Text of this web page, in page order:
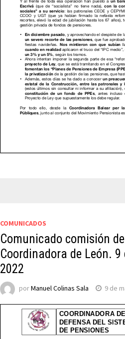
COMUNICADOS
Comunicado comisión
Coordinadora de León. 9
2022
porManuel Colinas Sala 9 de